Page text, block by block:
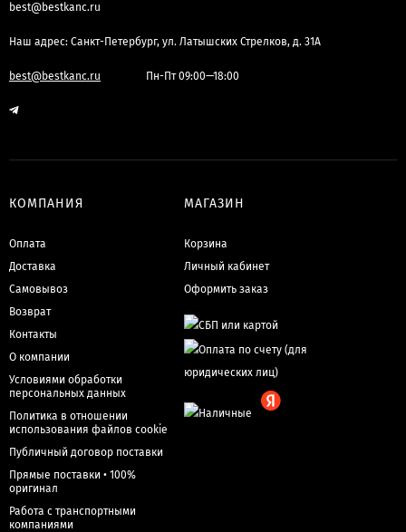
best@bestkanc.ru
Наш адрес: Санкт-Петербург, ул. Латышских Стрелков, д. 31А
best@bestkanc.ru Пн-Пт 09:00—18:00
КОМПАНИЯ
Оплата
Доставка
Самовывоз
Возврат
Контакты
О компании
Условиями обработки
персональных данных
Политика в отношении
использования файлов cookie
Публичный договор поставки
Прямые поставки • 100%
оригинал
Работа с транспортными
компаниями
МАГАЗИН
Корзина
Личный кабинет
Оформить заказ